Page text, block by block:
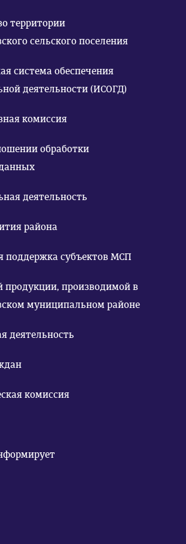
территории
сельского поселения
система обеспечения
деятельности (ИСОГД)
комиссия
обработки
деятельность
района
поддержка субъектов МСП
продукции, производимой в
муниципальном районе
деятельность
комиссия